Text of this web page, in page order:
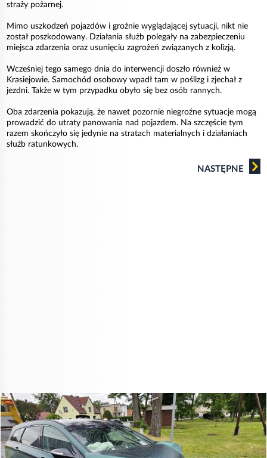
straży pożarnej.
Mimo uszkodzeń pojazdów i groźnie wyglądającej sytuacji, nikt nie
został poszkodowany. Działania służb polegały na zabezpieczeniu
miejsca zdarzenia oraz usunięciu zagrożeń związanych z kolizją.
Wcześniej tego samego dnia do interwencji doszło również w
Krasiejowie. Samochód osobowy wpadł tam w poślizg i zjechał z
jezdni. Także w tym przypadku obyło się bez osób rannych.
Oba zdarzenia pokazują, że nawet pozornie niegroźne sytuacje mogą
prowadzić do utraty panowania nad pojazdem. Na szczęście tym
razem skończyło się jedynie na stratach materialnych i działaniach
służb ratunkowych.
NASTĘPNE